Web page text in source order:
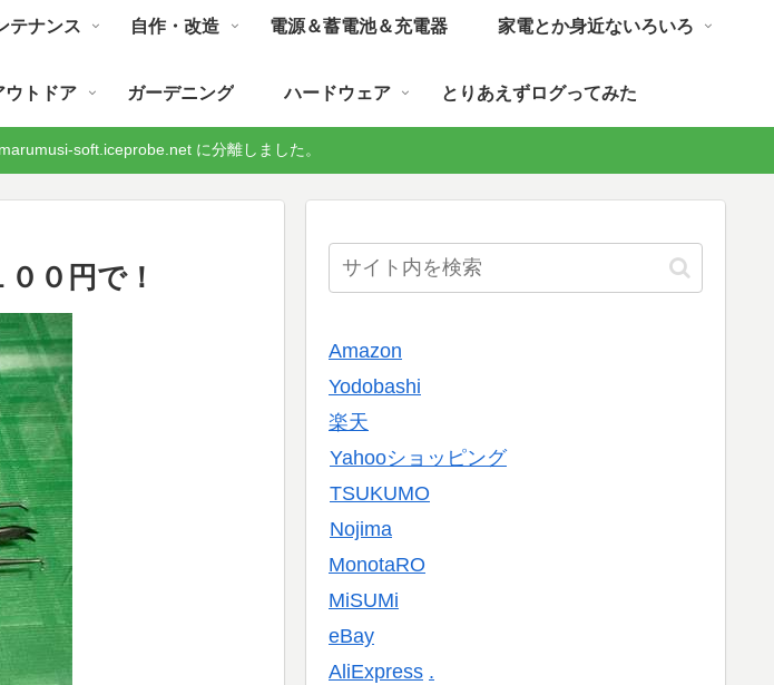
テナンス 自作・改造 電源＆蓄電池＆充電器 家電とか身近ないろいろ
ウトドア ガーデニング ハードウェア とりあえずログってみた
soft.iceprobe.net に分離しました。
０円で！
Amazon
Yodobashi
楽天
Yahooショッピング
TSUKUMO
Nojima
MonotaRO
MiSUMi
eBay
AliExpress .